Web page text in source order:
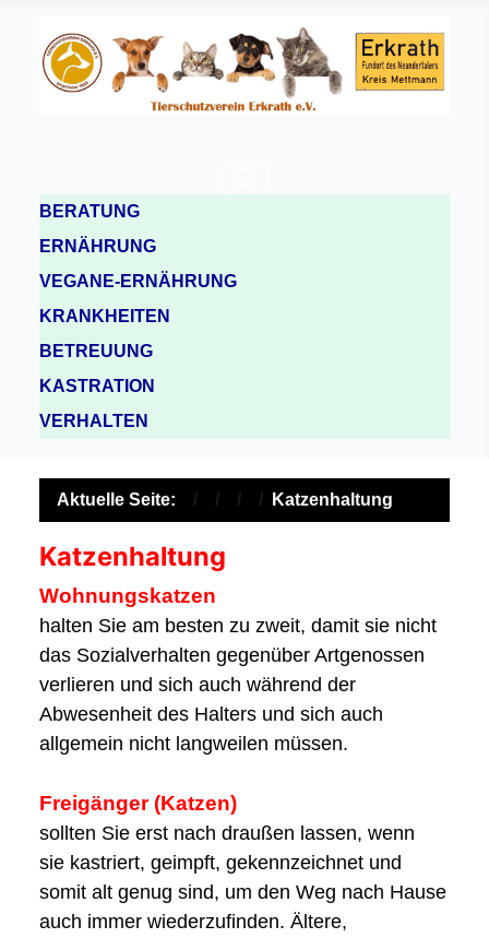
BERATUNG
ERNÄHRUNG
VEGANE-ERNÄHRUNG
KRANKHEITEN
BETREUUNG
KASTRATION
VERHALTEN
Aktuelle Seite: Katzenhaltung
Katzenhaltung
Wohnungskatzen
halten Sie am besten zu zweit, damit sie nicht
das Sozialverhalten gegenüber Artgenossen
verlieren und sich auch während der
Abwesenheit des Halters und sich auch
allgemein nicht langweilen müssen.
Freigänger (Katzen)
sollten Sie erst nach draußen lassen, wenn
sie kastriert, geimpft, gekennzeichnet und
somit alt genug sind, um den Weg nach Hause
auch immer wiederzufinden. Ältere,